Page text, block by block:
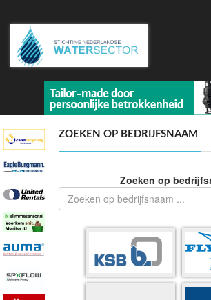
ZOEKEN OP BEDRIJFSNAAM
Zoeken op